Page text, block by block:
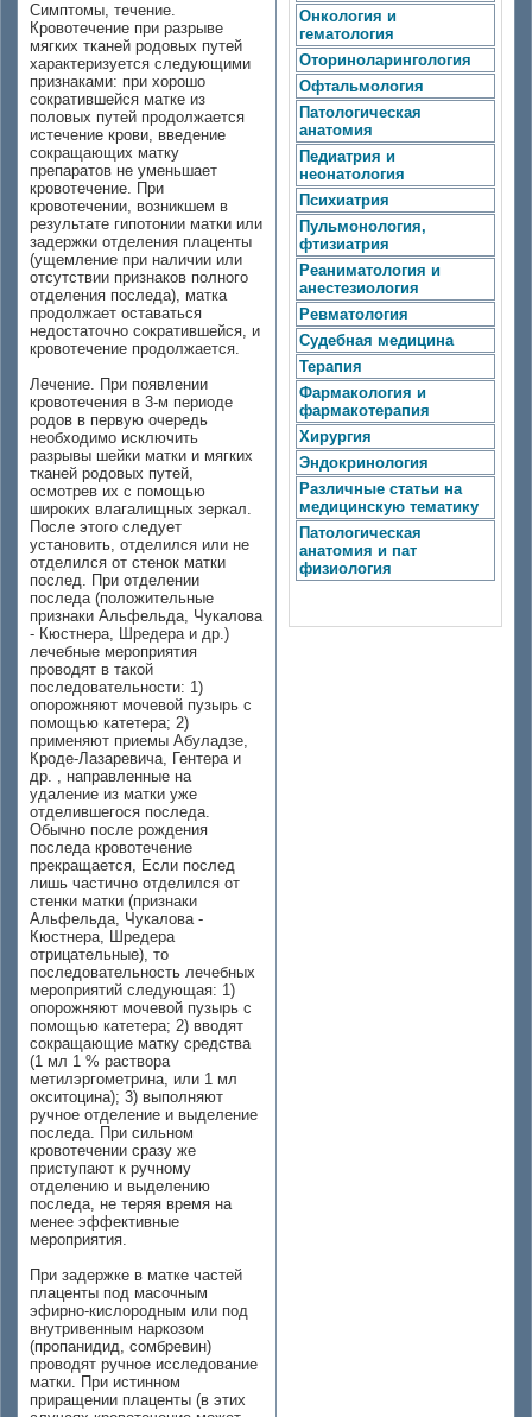
Симптомы, течение.
Кровотечение при разрыве
мягких тканей родовых путей
характеризуется следующими
признаками: при хорошо
сократившейся матке из
половых путей продолжается
истечение крови, введение
сокращающих матку
препаратов не уменьшает
кровотечение. При
кровотечении, возникшем в
результате гипотонии матки или
задержки отделения плаценты
(ущемление при наличии или
отсутствии признаков полного
отделения последа), матка
продолжает оставаться
недостаточно сократившейся, и
кровотечение продолжается.
Лечение. При появлении
кровотечения в 3-м периоде
родов в первую очередь
необходимо исключить
разрывы шейки матки и мягких
тканей родовых путей,
осмотрев их с помощью
широких влагалищных зеркал.
После этого следует
установить, отделился или не
отделился от стенок матки
послед. При отделении
последа (положительные
признаки Альфельда, Чукалова
- Кюстнера, Шредера и др.)
лечебные мероприятия
проводят в такой
последовательности: 1)
опорожняют мочевой пузырь с
помощью катетера; 2)
применяют приемы Абуладзе,
Кроде-Лазаревича, Гентера и
др. , направленные на
удаление из матки уже
отделившегося последа.
Обычно после рождения
последа кровотечение
прекращается, Если послед
лишь частично отделился от
стенки матки (признаки
Альфельда, Чукалова -
Кюстнера, Шредера
отрицательные), то
последовательность лечебных
мероприятий следующая: 1)
опорожняют мочевой пузырь с
помощью катетера; 2) вводят
сокращающие матку средства
(1 мл 1 % раствора
метилэргометрина, или 1 мл
окситоцина); 3) выполняют
ручное отделение и выделение
последа. При сильном
кровотечении сразу же
приступают к ручному
отделению и выделению
последа, не теряя время на
менее эффективные
мероприятия.
При задержке в матке частей
плаценты под масочным
эфирно-кислородным или под
внутривенным наркозом
(пропанидид, сомбревин)
проводят ручное исследование
матки. При истинном
приращении плаценты (в этих
Онкология и
гематология
Оториноларингология
Офтальмология
Патологическая
анатомия
Педиатрия и
неонатология
Психиатрия
Пульмонология,
фтизиатрия
Реаниматология и
анестезиология
Ревматология
Судебная медицина
Терапия
Фармакология и
фармакотерапия
Хирургия
Эндокринология
Различные статьи на
медицинскую тематику
Патологическая
анатомия и пат
физиология